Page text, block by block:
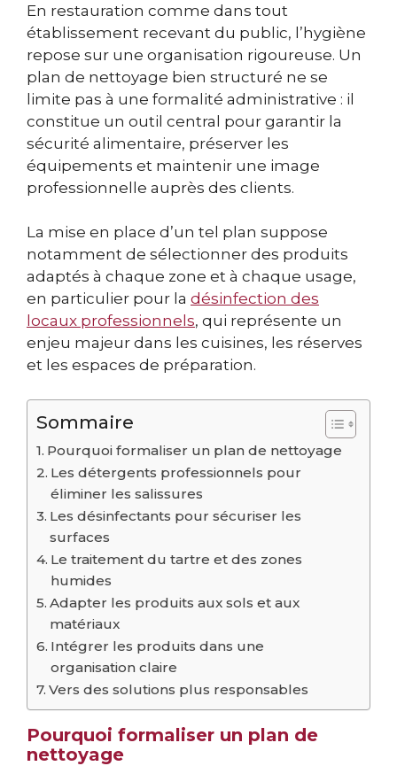
En restauration comme dans tout
établissement recevant du public, l’hygiène
repose sur une organisation rigoureuse. Un
plan de nettoyage bien structuré ne se
limite pas à une formalité administrative : il
constitue un outil central pour garantir la
sécurité alimentaire, préserver les
équipements et maintenir une image
professionnelle auprès des clients.
La mise en place d’un tel plan suppose
notamment de sélectionner des produits
adaptés à chaque zone et à chaque usage,
en particulier pour la désinfection des
locaux professionnels, qui représente un
enjeu majeur dans les cuisines, les réserves
et les espaces de préparation.
Sommaire
Pourquoi formaliser un plan de nettoyage
Les détergents professionnels pour
éliminer les salissures
Les désinfectants pour sécuriser les
surfaces
Le traitement du tartre et des zones
humides
Adapter les produits aux sols et aux
matériaux
Intégrer les produits dans une
organisation claire
Vers des solutions plus responsables
Pourquoi formaliser un plan de
nettoyage